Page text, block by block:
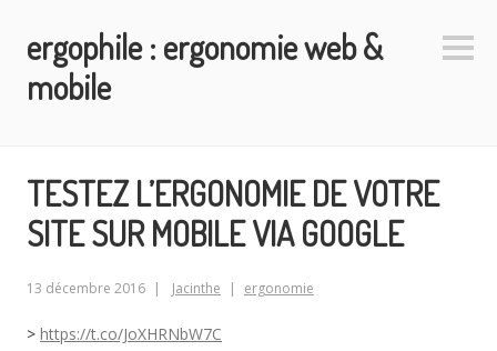
contenu
principal
ergophile : ergonomie web &
mobile
TESTEZ L’ERGONOMIE DE VOTRE
SITE SUR MOBILE VIA GOOGLE
13 décembre 2016 Jacinthe ergonomie
> https://t.co/JoXHRNbW7C